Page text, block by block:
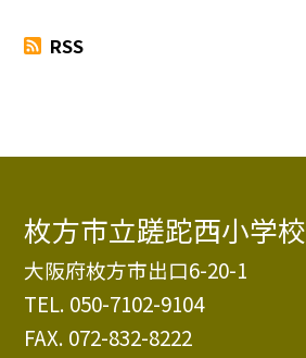
RSS
枚方市立蹉跎西小学校
大阪府枚方市出口6-20-1
TEL. 050-7102-9104
FAX. 072-832-8222